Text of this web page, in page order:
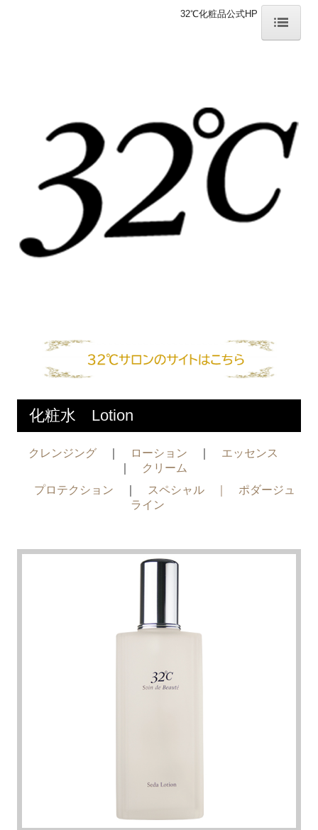
洗顔教室レッスン会（美肌体験）
32℃ 美容理論
ブランドヒストリー
スキンケア辞典
美容辞典
商品ラインナップ
トライアルキット
スペシャルケア パック
32℃の肌分析・肌管理とは
32℃が考える肌管理とは
詳しい肌分析の流れ
全国 取扱サロン・販売店
お問い合わせ・地図アクセス
パートナー企業・代理店契約について
32℃化粧品公式HP
化粧水 Lotion
クレンジング ローション
エッセンス
クリーム
プロテクション
スペシャル
ポダージュ
ライン